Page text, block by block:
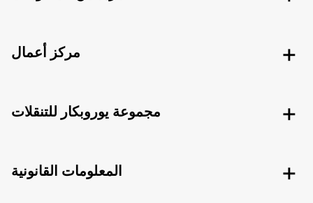
مركز أعمال
مجموعة يوروبكار للتنقلات
المعلومات القانونية